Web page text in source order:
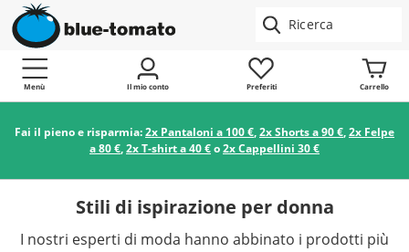
Menù Il mio conto Preferiti Carrello
Fai il pieno e risparmia:2x Pantaloni a 100 €,2x Shorts a 90 €,2x Felpe
a 80 €,2x T-shirt a 40 €o2x Cappellini 30 €
Stili di ispirazione per donna
I nostri esperti di moda hanno abbinato i prodotti più